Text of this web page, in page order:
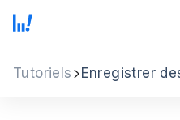
Tutoriels Enregistrer